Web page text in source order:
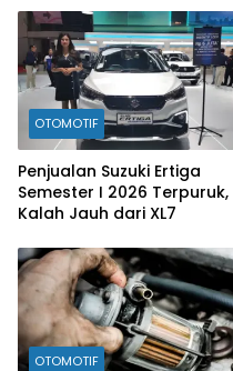
OTOMOTIF
Penjualan Suzuki Ertiga
Semester I 2026 Terpuruk,
Kalah Jauh dari XL7
OTOMOTIF